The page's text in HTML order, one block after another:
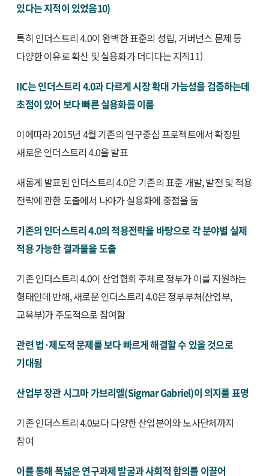
있다는 지적이 있었음10)
특히 인더스트리 4.0이 완벽한 표준의 성립, 거버넌스 문제 등
다양한 이유로 확산 및 실용화가 더디다는 지적11)
IIC는 인더스트리 4.0과 다르게 시장 확대 가능성을 검증하는데
초점이 있어 보다 빠른 실용화를 이룸
이에따라 2015년 4월 기존의 연구중심 프로젝트에서 확장된
새로운 인더스트리 4.0을 발표
새롭게 발표된 인더스트리 4.0은 기존의 표준 개발, 발전 및 적용
전략에 관한 도출에서 나아가 실용화에 중점을 둠
기존의 인더스트리 4.0의 적용전략을 바탕으로 각 분야별 실제
적용 가능한 결과물을 도출
기존 인더스트리 4.0이 산업협회 주체로 정부가 이를 지원하는
형태인데 반해, 새로운 인더스트리 4.0은 정부부처(산업부,
교육부)가 주도적으로 참여함
관련 법·제도적 문제를 보다 빠르게 해결할 수 있을 것으로
기대됨
산업부 장관 시그마 가브리엘(Sigmar Gabriel)이 의지를 표명
기존 인더스트리 4.0보다 다양한 산업분야와 노사단체까지
참여
이를 통해 폭넓은 연구과제 발굴과 사회적 합의를 이끌어